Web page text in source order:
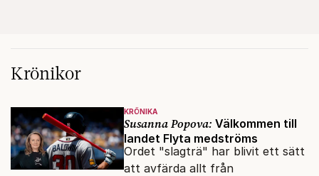
Krönikor
KRÖNIKA
Susanna Popova: Välkommen till
landet Flyta medströms
Ordet "slagträ" har blivit ett sätt
att avfärda allt från